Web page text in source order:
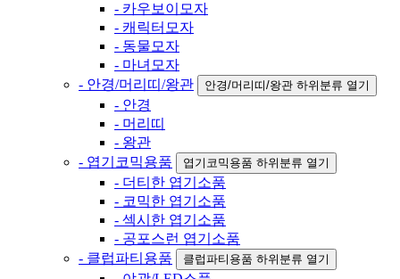
- 카우보이모자
- 캐릭터모자
- 동물모자
- 마녀모자
- 안경/머리띠/왕관
안경/머리띠/왕관 하위분류 열기
- 안경
- 머리띠
- 왕관
- 엽기코믹용품
엽기코믹용품 하위분류 열기
- 더티한 엽기소품
- 코믹한 엽기소품
- 섹시한 엽기소품
- 공포스런 엽기소품
- 클럽파티용품
클럽파티용품 하위분류 열기